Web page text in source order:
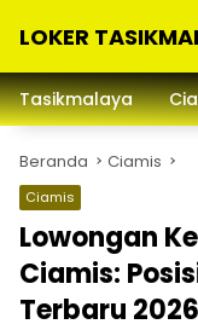
LOKER
Lowongan
Kerja
dan
Sekitarna
Tasikmalaya
Beranda Ciamis
Ciamis
Lowongan
Ciamis:
Terbaru 2026